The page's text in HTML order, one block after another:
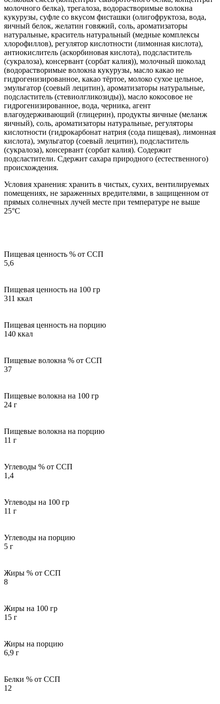
молочного белка), трегалоза, водорастворимые волокна
кукурузы, суфле со вкусом фисташки (олигофруктоза, вода,
яичный белок, желатин говяжий, соль, ароматизаторы
натуральные, краситель натуральный (медные комплексы
хлорофиллов), регулятор кислотности (лимонная кислота),
антиокислитель (аскорбиновая кислота), подсластитель
(сукралоза), консервант (сорбат калия)), молочный шоколад
(водорастворимые волокна кукурузы, масло какао не
гидрогенизированное, какао тёртое, молоко сухое цельное,
эмульгатор (соевый лецитин), ароматизаторы натуральные,
подсластитель (стевиолгликозиды)), масло кокосовое не
гидрогенизированное, вода, черника, агент
влагоудерживающий (глицерин), продукты яичные (меланж
яичный), соль, ароматизаторы натуральные, регуляторы
кислотности (гидрокарбонат натрия (сода пищевая), лимонная
кислота), эмульгатор (соевый лецитин), подсластитель
(сукралоза), консервант (сорбат калия). Содержит
подсластители. Сдержит сахара природного (естественного)
происхождения.
Условия хранения: хранить в чистых, сухих, вентилируемых
помещениях, не зараженных вредителями, в защищенном от
прямых солнечных лучей месте при температуре не выше
25°C
Пищевая ценность % от ССП
5,6
Пищевая ценность на 100 гр
311 ккал
Пищевая ценность на порцию
140 ккал
Пищевые волокна % от ССП
37
Пищевые волокна на 100 гр
24 г
Пищевые волокна на порцию
11 г
Углеводы % от ССП
1,4
Углеводы на 100 гр
11 г
Углеводы на порцию
5 г
Жиры % от ССП
8
Жиры на 100 гр
15 г
Жиры на порцию
6,9 г
Белки % от ССП
12